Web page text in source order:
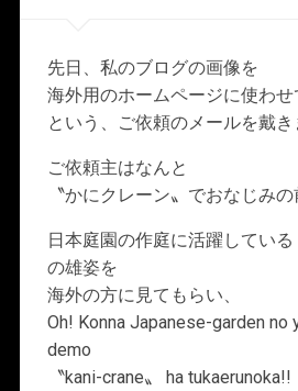
先日、私のブログの画像を
海外用のホームページに使わせ
という、ご依頼のメールを戴き
ご依頼主はなんと
〝かにクレーン〟でおなじみ
日本庭園の作庭に活躍している
の雄姿を
海外の方に見てもらい、
Oh! Konna Japanese-garden no
demo
〝kani-crane〟 ha tukaerunoka!!